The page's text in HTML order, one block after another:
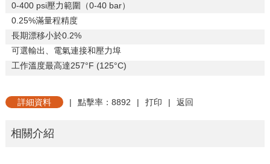
0-400 psi壓力範圍（0-40 bar）
0.25%滿量程精度
長期漂移小於0.2%
可選輸出、電氣連接和壓力埠
工作溫度最高達257°F (125°C)
詳細資料 | 點擊率：8892 | 打印 | 返回
相關介紹